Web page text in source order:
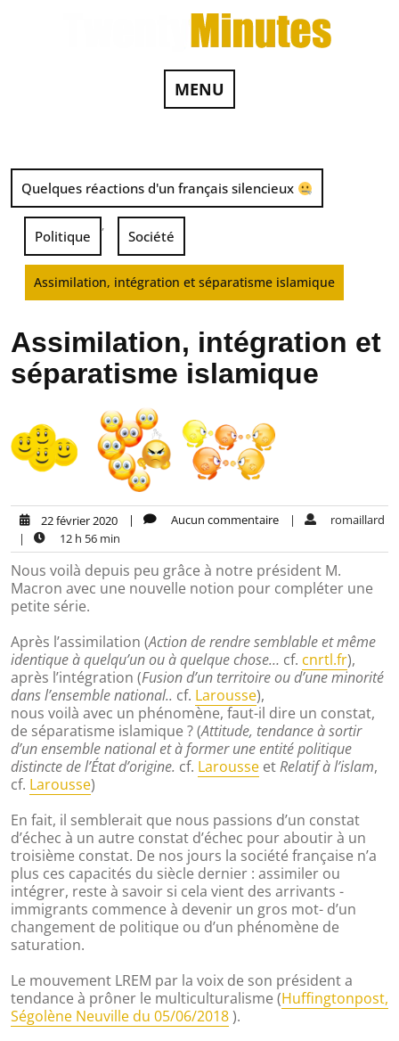
MENU
Quelques réactions d'un français silencieux
Politique
,
Société
Assimilation, intégration et séparatisme islamique
Assimilation, intégration et
séparatisme islamique
22 février 2020 | Aucun commentaire |
romaillard
|
12 h 56 min
Nous voilà depuis peu grâce à notre président M.
Macron avec une nouvelle notion pour compléter une
petite série.
Après l’assimilation (Action de rendre semblable et même
identique à quelqu’un ou à quelque chose… cf. cnrtl.fr),
après l’intégration (Fusion d’un territoire ou d’une minorité
dans l’ensemble national.. cf. Larousse),
nous voilà avec un phénomène, faut-il dire un constat,
de séparatisme islamique ? (Attitude, tendance à sortir
d’un ensemble national et à former une entité politique
distincte de l’État d’origine. cf. Larousse etRelatif à l’islam,
cf. Larousse)
En fait, il semblerait que nous passions d’un constat
d’échec à un autre constat d’échec pour aboutir à un
troisième constat. De nos jours la société française n’a
plus ces capacités du siècle dernier : assimiler ou
intégrer, reste à savoir si cela vient des arrivants -
immigrants commence à devenir un gros mot- d’un
changement de politique ou d’un phénomène de
saturation.
Le mouvement LREM par la voix de son président a
tendance à prôner le multiculturalisme (Huffingtonpost,
Ségolène Neuville du 05/06/2018).